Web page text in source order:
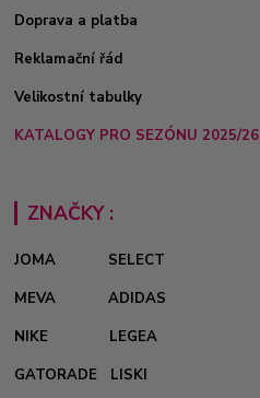
Doprava a platba
Reklamační řád
Velikostní tabulky
KATALOGY PRO SEZÓNU 2025/26
ZNAČKY :
JOMA
SELECT
MEVA
ADIDAS
NIKE
LEGEA
GATORADE
LISKI